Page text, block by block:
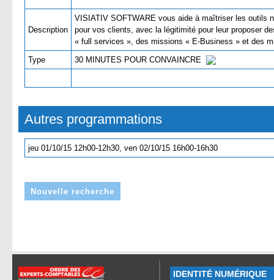
Description
VISIATIV SOFTWARE vous aide à maîtriser les outils
pour vos clients, avec la légitimité pour leur proposer
« full services », des missions « E-Business » et
Type
30 MINUTES POUR CONVAINCRE
Autres programmations
jeu 01/10/15 12h00-12h30, ven 02/10/15 16h00-16h30
Nouvelle recherche
IDENTITÉ NUMÉRIQUE